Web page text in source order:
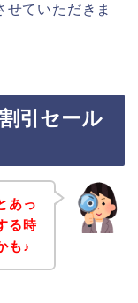
ていただきま
引セール
あっ
る時
も♪